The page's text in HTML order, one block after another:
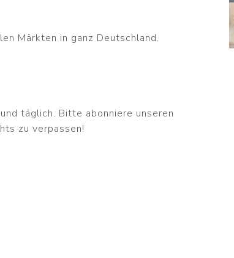
Märkten in ganz Deutschland.
täglich. Bitte abonniere unseren
zu verpassen!